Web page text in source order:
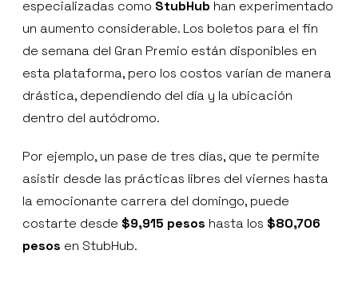
especializadas como StubHub han experimentado
un aumento considerable. Los boletos para el fin
de semana del Gran Premio están disponibles en
esta plataforma, pero los costos varían de manera
drástica, dependiendo del día y la ubicación
dentro del autódromo.
Por ejemplo, un pase de tres días, que te permite
asistir desde las prácticas libres del viernes hasta
la emocionante carrera del domingo, puede
costarte desde $9,915 pesos hasta los $80,706
pesos en StubHub.